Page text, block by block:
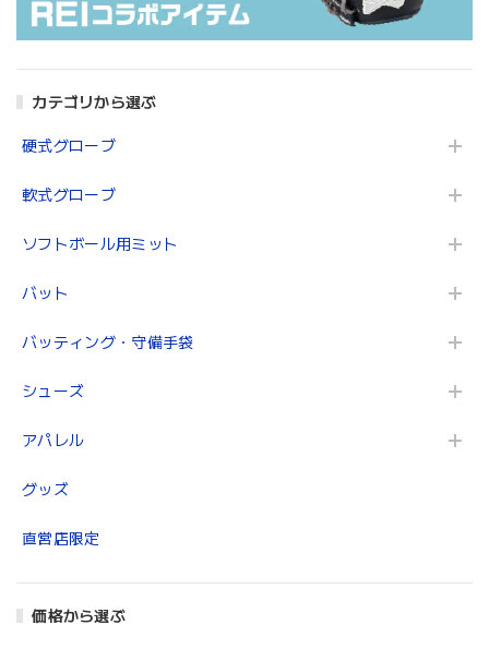
カテゴリから選ぶ
硬式グローブ
軟式グローブ
ソフトボール用ミット
バット
バッティング・守備手袋
シューズ
アパレル
グッズ
直営店限定
価格から選ぶ